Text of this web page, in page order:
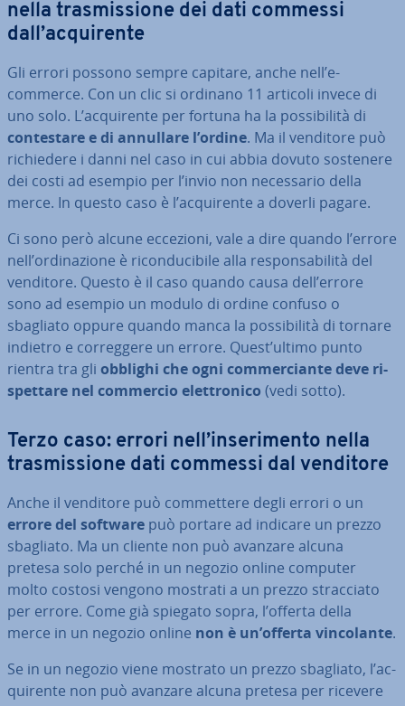
nella tra­smis­sio­ne dei dati commessi
dall’ac­qui­ren­te
Gli errori possono sempre capitare, anche nell’e-
commerce. Con un clic si ordinano 11 articoli invece di
uno solo. L’ac­qui­ren­te per fortuna ha la pos­si­bi­li­tà di
con­te­sta­re e di annullare l’ordine. Ma il venditore può
ri­chie­de­re i danni nel caso in cui abbia dovuto sostenere
dei costi ad esempio per l’invio non ne­ces­sa­rio della
merce. In questo caso è l’ac­qui­ren­te a doverli pagare.
Ci sono però alcune eccezioni, vale a dire quando l’errore
nell’or­di­na­zio­ne è ri­con­du­ci­bi­le alla re­spon­sa­bi­li­tà del
venditore. Questo è il caso quando causa dell’errore
sono ad esempio un modulo di ordine confuso o
sbagliato oppure quando manca la pos­si­bi­li­tà di tornare
indietro e cor­reg­ge­re un errore. Quest’ultimo punto
rientra tra gli obblighi che ogni com­mer­cian­te deve ri­
spet­ta­re nel commercio elet­tro­ni­co (vedi sotto).
Terzo caso: errori nell’in­se­ri­men­to nella
tra­smis­sio­ne dati commessi dal venditore
Anche il venditore può com­met­te­re degli errori o un
errore del software può portare ad indicare un prezzo
sbagliato. Ma un cliente non può avanzare alcuna
pretesa solo perché in un negozio online computer
molto costosi vengono mostrati a un prezzo strac­cia­to
per errore. Come già spiegato sopra, l’offerta della
merce in un negozio online non è un’offerta vin­co­lan­te.
Se in un negozio viene mostrato un prezzo sbagliato, l’ac­
qui­ren­te non può avanzare alcuna pretesa per ricevere